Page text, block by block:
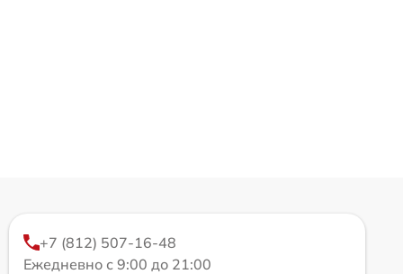
+7 (812) 507-16-48
Ежедневно с 9:00 до 21:00